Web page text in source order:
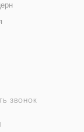
ЗВОНОК